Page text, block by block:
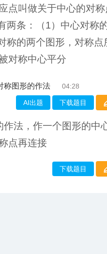
点叫做关于中心的对称
两条：（1）中心对称
称的两个图形，对称点
对称中心平分
称图形的作法 04:28
AI出题 下载题目
法，作一个图形的中
点再连接
下载题目